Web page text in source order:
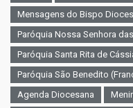
Mensagens do Bispo
Paróquia Nossa Senhora
Paróquia Santa Rita de
Paróquia São Benedito
Agenda Diocesana